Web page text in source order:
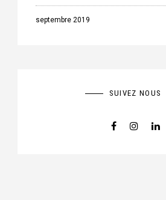
septembre 2019
SUIVEZ NOUS